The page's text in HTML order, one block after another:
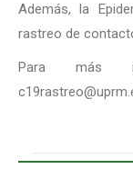
Además, la
rastreo de
Para más